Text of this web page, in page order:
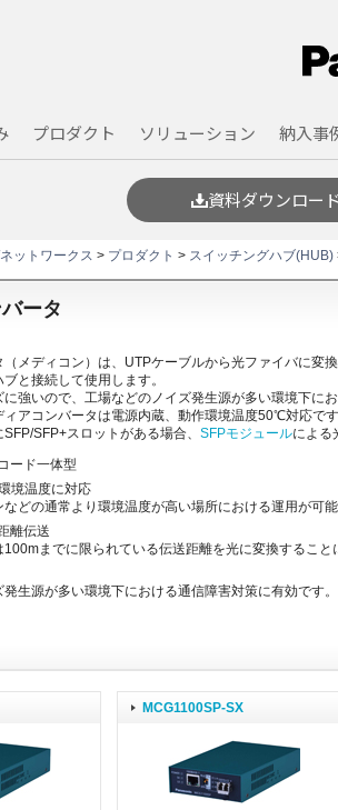
プロダクト
＆ 10G
スイッチング
レイヤ3ス
レイヤ2スイ
管理ソフトウェア「PPS」
スイッチング
ソリューション
ネットワーク
ソリューショ
ネットワー
映像システム
納入事
トガイド
報
スイッチング
設定例
保守サービス
い合わせ
ファームウェ
代表挨拶
当社の強み
ソリューショ
資料ダウンロード
ットワークス > プロダクト > スイッチングハブ(HUB)
ータ
（メディコン）は、UTPケーブルから光ファイバに
と接続して使用します。
強いので、工場などのノイズ発生源が多い環境下に
アコンバータは電源内蔵、動作環境温度50℃対応です
SFP+スロットがある場合、 SFPモジュールによる
ード一体型
境温度に対応
どの通常より環境温度が高い場所における運用が可能
離伝送
100mまでに限られている伝送距離を光に変換するこ
生源が多い環境下における通信障害対策に有効です。
MCG1100SP-SX